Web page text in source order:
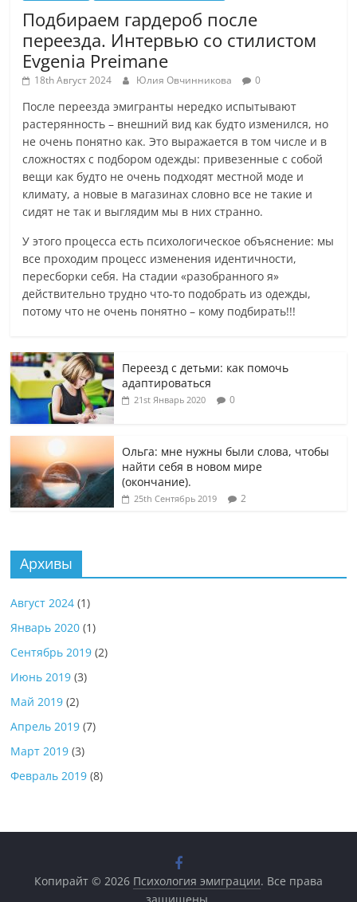
Подбираем гардероб после
переезда. Интервью со стилистом
Evgenia Preimane
18th Август 2024 Юлия Овчинникова 0
После переезда эмигранты нередко испытывают
растерянность – внешний вид как будто изменился, но
не очень понятно как. Это выражается в том числе и в
сложностях с подбором одежды: привезенные с собой
вещи как будто не очень подходят местной моде и
климату, а новые в магазинах словно все не такие и
сидят не так и выглядим мы в них странно.
У этого процесса есть психологическое объяснение: мы
все проходим процесс изменения идентичности,
пересборки себя. На стадии «разобранного я»
действительно трудно что-то подобрать из одежды,
потому что не очень понятно – кому подбирать!!!
Переезд с детьми: как помочь
адаптироваться
21st Январь 2020 0
Ольга: мне нужны были слова, чтобы
найти себя в новом мире
(окончание).
25th Сентябрь 2019 2
Архивы
Август 2024 (1)
Январь 2020 (1)
Сентябрь 2019 (2)
Июнь 2019 (3)
Май 2019 (2)
Апрель 2019 (7)
Март 2019 (3)
Февраль 2019 (8)
Копирайт © 2026 Психология эмиграции. Все права